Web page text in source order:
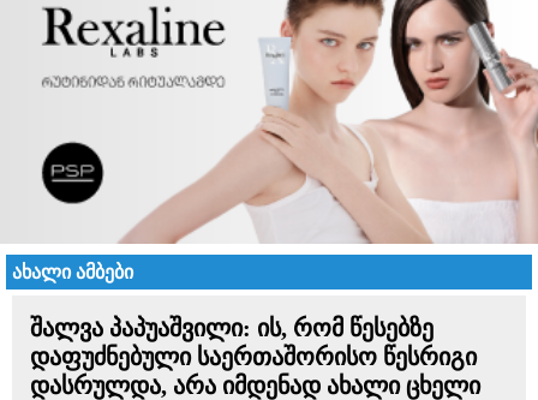
ახალი ამბები
შალვა პაპუაშვილი: ის, რომ წესებზე
დაფუძნებული საერთაშორისო წესრიგი
დასრულდა, არა იმდენად ახალი ცხელი